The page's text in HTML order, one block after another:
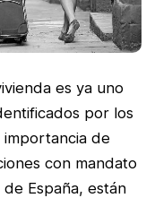
es ya uno
por los
importancia de
con mandato
España, están